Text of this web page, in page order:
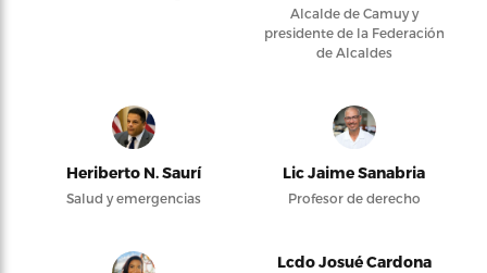
Alcalde de Camuy y
presidente de la Federación
de Alcaldes
Heriberto N. Saurí
Salud y emergencias
Lic Jaime Sanabria
Profesor de derecho
Lcdo Josué Cardona